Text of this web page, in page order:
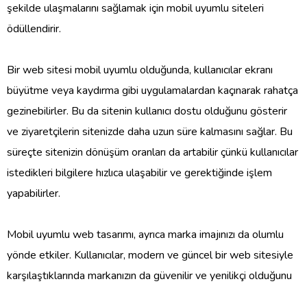
şekilde ulaşmalarını sağlamak için mobil uyumlu siteleri
ödüllendirir.
Bir web sitesi mobil uyumlu olduğunda, kullanıcılar ekranı
büyütme veya kaydırma gibi uygulamalardan kaçınarak rahatça
gezinebilirler. Bu da sitenin kullanıcı dostu olduğunu gösterir
ve ziyaretçilerin sitenizde daha uzun süre kalmasını sağlar. Bu
süreçte sitenizin dönüşüm oranları da artabilir çünkü kullanıcılar
istedikleri bilgilere hızlıca ulaşabilir ve gerektiğinde işlem
yapabilirler.
Mobil uyumlu web tasarımı, ayrıca marka imajınızı da olumlu
yönde etkiler. Kullanıcılar, modern ve güncel bir web sitesiyle
karşılaştıklarında markanızın da güvenilir ve yenilikçi olduğunu